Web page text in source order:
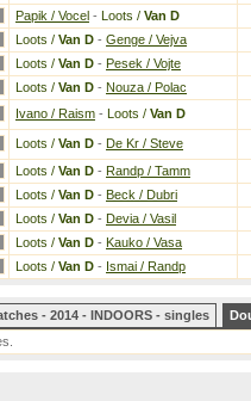
Papik / Vocel - Loots / Van D
Loots / Van D - Genge / Vejva
Loots / Van D - Pesek / Vojte
Loots / Van D - Nouza / Polac
Ivano / Raism - Loots / Van D
Loots / Van D - De Kr / Steve
Loots / Van D - Randp / Tamm
Loots / Van D - Beck / Dubri
Loots / Van D - Devia / Vasil
Loots / Van D - Kauko / Vasa
Loots / Van D - Ismai / Randp
- 2014 - INDOORS - singles